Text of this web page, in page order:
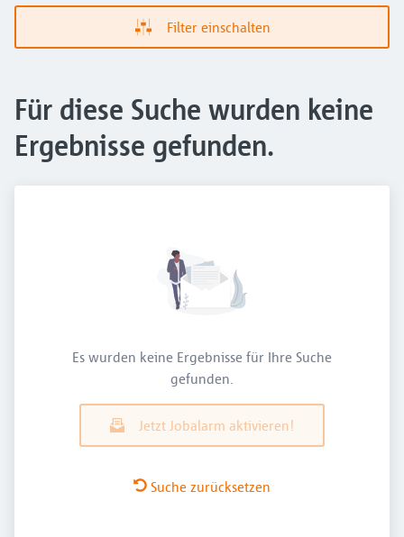
Filter einschalten
Für diese Suche wurden keine
Ergebnisse gefunden.
Es wurden keine Ergebnisse für Ihre Suche
gefunden.
Jetzt Jobalarm aktivieren!
Suche zurücksetzen